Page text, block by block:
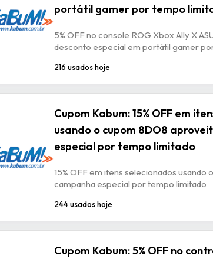
portátil gamer por tempo
5% OFF no console ROG Xbox Ally X
desconto especial em portátil gamer
216 usados hoje
Cupom Kabum: 15% OFF em
usando o cupom 8DO8
especial por tempo limitado
15% OFF em itens selecionados
campanha especial por tempo limitado
244 usados hoje
Cupom Kabum: 5% OFF no